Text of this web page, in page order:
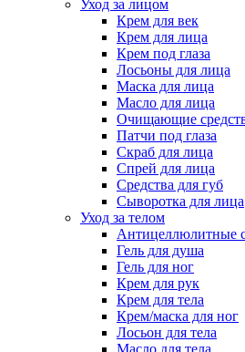
Уход за лицом
Крем для век
Крем для лица
Крем под глаза
Лосьоны для лица
Маска для лица
Масло для лица
Очищающие
Патчи под глаза
Скраб для лица
Спрей для лица
Средства для губ
Сыворотка для лица
Уход за телом
Антицеллюлитные
Гель для душа
Гель для ног
Крем для рук
Крем для тела
Крем/маска для ног
Лосьон для тела
Масло для тела